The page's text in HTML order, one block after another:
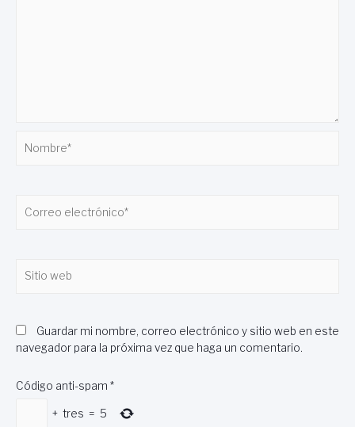
electrónico*
web
Guardar mi nombre, correo electrónico y sitio web en este
navegador para la próxima vez que haga un comentario.
Código anti-spam *
+ tres = 5